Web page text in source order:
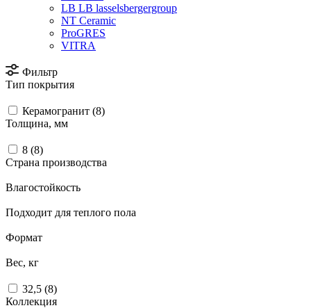
LB LB lasselsbergergroup
NT Ceramic
ProGRES
VITRA
Фильтр
Тип покрытия
Керамогранит (8)
Толщина, мм
8 (8)
Страна производства
Влагостойкость
Подходит для теплого пола
Формат
Вес, кг
32,5 (8)
Коллекция